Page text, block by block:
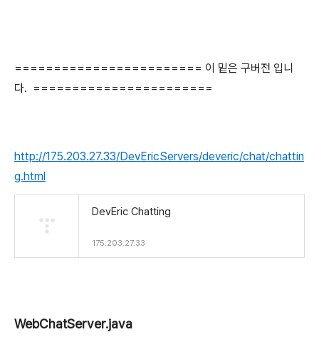
======================== 이 밑은 구버전 입니
다. =======================
http://175.203.27.33/DevEricServers/deveric/chat/chattin
g.html
DevEric Chatting
175.203.27.33
WebChatServer.java